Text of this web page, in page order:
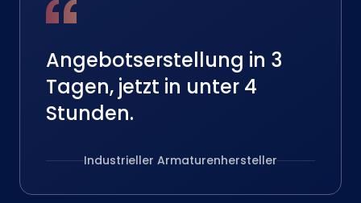
Angebotserstellung in 3
Tagen, jetzt in unter 4
Stunden.
Industrieller Armaturenhersteller